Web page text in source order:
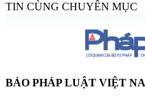
TIN CÙNG CHUYÊN MỤC
BÁO PHÁP LUẬT VIỆT